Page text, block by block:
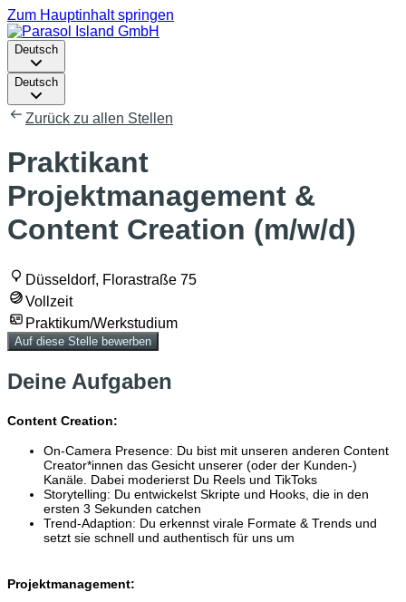
Zum Hauptinhalt springen
Deutsch
Deutsch
Zurück zu allen Stellen
Praktikant
Projektmanagement &
Content Creation (m/w/d)
Düsseldorf, Florastraße 75
Vollzeit
Praktikum/Werkstudium
Auf diese Stelle bewerben
Deine Aufgaben
Content Creation:
On-Camera Presence: Du bist mit unseren anderen Content
Creator*innen das Gesicht unserer (oder der Kunden-)
Kanäle. Dabei moderierst Du Reels und TikToks
Storytelling: Du entwickelst Skripte und Hooks, die in den
ersten 3 Sekunden catchen
Trend-Adaption: Du erkennst virale Formate & Trends und
setzt sie schnell und authentisch für uns um
Projektmanagement: